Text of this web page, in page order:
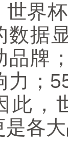
世界
数据
品牌
力；
此，
各